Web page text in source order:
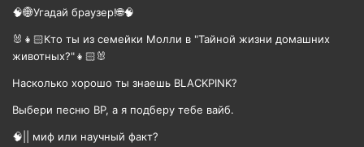
🧠🌐Угадай браузер!🌐🧠
🐰👧🏻Кто ты из семейки Молли в "Тайной жизни домашних
животных?"👧🏻🐰
Насколько хорошо ты знаешь BLACKPINK?
Выбери песню BP, а я подберу тебе вайб.
🧠|| миф или научный факт?